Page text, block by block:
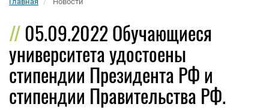
05.09.2022 Обучающиеся
университета удостоены
стипендии Президента РФ и
стипендии Правительства РФ.